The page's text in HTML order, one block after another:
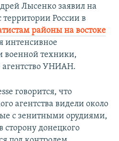
Лысенко заявил на
территории России в
районы на востоке
интенсивное
военной техники,
агентство УНИАН.
говорится, что
агентства видели около
с зенитными орудиями,
сторону донецкого